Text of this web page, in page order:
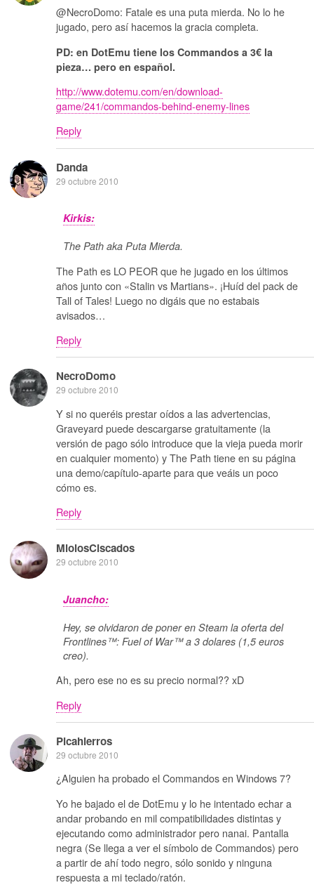
@NecroDomo: Fatale es una puta mierda. No lo he
jugado, pero así hacemos la gracia completa.
PD: en DotEmu tiene los Commandos a 3€ la
pieza… pero en español.
http://www.dotemu.com/en/download-
game/241/commandos-behind-enemy-lines
Reply
Danda
29 octubre 2010
Kirkis:
The Path aka Puta Mierda.
The Path es LO PEOR que he jugado en los últimos
años junto con «Stalin vs Martians». ¡Huíd del pack de
Tall of Tales! Luego no digáis que no estabais
avisados…
Reply
NecroDomo
29 octubre 2010
Y si no queréis prestar oídos a las advertencias,
Graveyard puede descargarse gratuitamente (la
versión de pago sólo introduce que la vieja pueda morir
en cualquier momento) y The Path tiene en su página
una demo/capítulo-aparte para que veáis un poco
cómo es.
Reply
MiolosCiscados
29 octubre 2010
Juancho:
Hey, se olvidaron de poner en Steam la oferta del
Frontlines™: Fuel of War™ a 3 dolares (1,5 euros
creo).
Ah, pero ese no es su precio normal?? xD
Reply
Picahierros
29 octubre 2010
¿Alguien ha probado el Commandos en Windows 7?
Yo he bajado el de DotEmu y lo he intentado echar a
andar probando en mil compatibilidades distintas y
ejecutando como administrador pero nanai. Pantalla
negra (Se llega a ver el símbolo de Commandos) pero
a partir de ahí todo negro, sólo sonido y ninguna
respuesta a mi teclado/ratón.